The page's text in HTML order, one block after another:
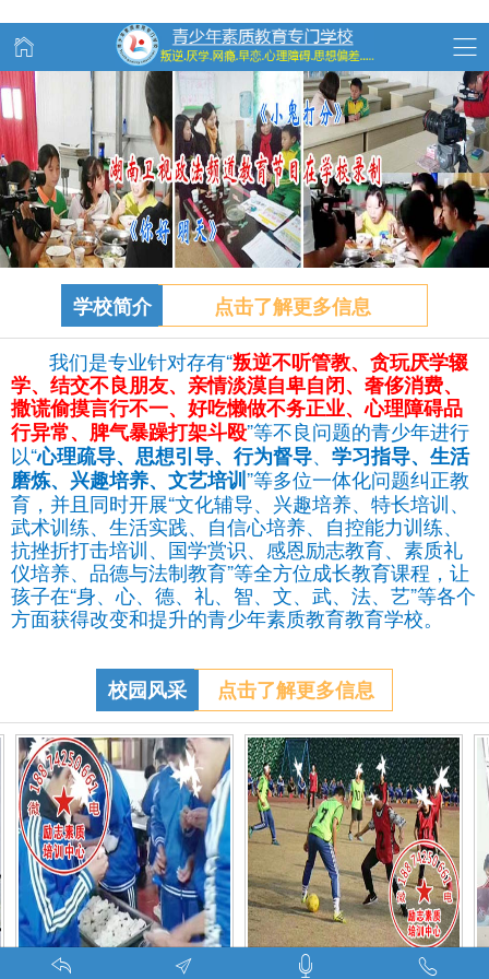
学校简介
点击了解更多信息
我们是专业针对存有“叛逆不听管教、 贪玩厌学辍
学、结交不良朋友、亲情淡漠自卑自闭、奢侈消费、
撒谎偷摸言行不一、好吃懒做不务正业、心理障碍品
行异常、脾气暴躁打架斗殴”等不良问题的青少年进行
以“心理疏导、思想引导、行为督导、 学习指导、生活
磨炼、兴趣培养、文艺培训”等多位一体化问题纠正教
育，并且同时开展“文化辅导、兴趣培养、特长培训、
武术训练、生活实践、自信心培养、自控能力训练、
抗挫折打击培训、国学赏识、感恩励志教育、素质礼
仪培养、品德与法制教育”等全方位成长教育课程，让
孩子在“身、心、德、礼、智、文、武、法、艺”等各个
方面获得改变和提升的青少年素质教育教育学校。
校园风采 点击了解更多信息
叛逆期孩子管教学校学生课外足球赛-叛逆的孩子怎么办